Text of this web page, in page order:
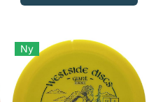
Ny